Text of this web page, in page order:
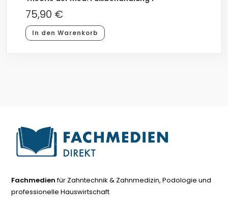
75,90 €
In den Warenkorb
Fachmedienfür Zahntechnik & Zahnmedizin, Podologie und
professionelle Hauswirtschaft